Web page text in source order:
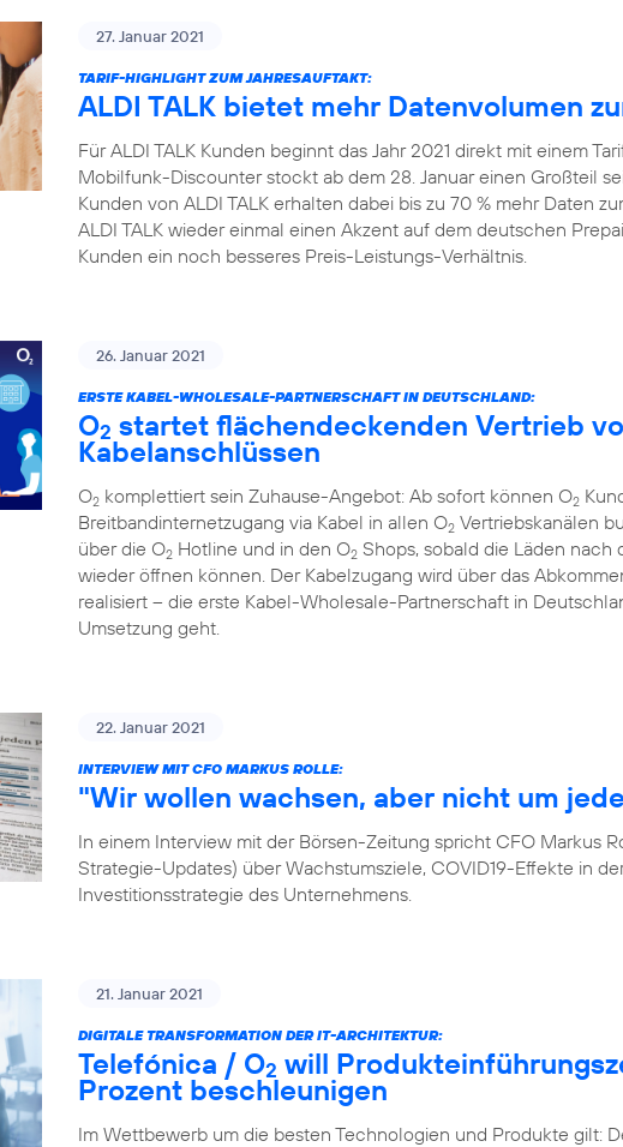
27. Januar 2021
TARIF-HIGHLIGHT ZUM JAHRESAUFTAKT:
ALDI TALK bietet mehr Datenvolumen
Für ALDI TALK Kunden beginnt das Jahr 2021 direkt mit einem
Mobilfunk-Discounter stockt ab dem 28. Januar einen Großteil
Kunden von ALDI TALK erhalten dabei bis zu 70 % mehr Daten
ALDI TALK wieder einmal einen Akzent auf dem deutschen
Kunden ein noch besseres Preis-Leistungs-Verhältnis.
26. Januar 2021
ERSTE KABEL-WHOLESALE-PARTNERSCHAFT IN DEUTSCHLAND:
O2 startet flächendeckenden Vertrieb
Kabelanschlüssen
O2 komplettiert sein Zuhause-Angebot: Ab sofort können O2
Breitbandinternetzugang via Kabel in allen O2 Vertriebskanälen
über die O2 Hotline und in den O2 Shops, sobald die Läden
wieder öffnen können. Der Kabelzugang wird über das
realisiert – die erste Kabel-Wholesale-Partnerschaft in
Umsetzung geht.
22. Januar 2021
INTERVIEW MIT CFO MARKUS ROLLE:
"Wir wollen wachsen, aber nicht um
In einem Interview mit der Börsen-Zeitung spricht CFO Markus
Strategie-Updates) über Wachstumsziele, COVID19-Effekte in
Investitionsstrategie des Unternehmens.
21. Januar 2021
DIGITALE TRANSFORMATION DER IT-ARCHITEKTUR:
Telefónica / O2 will
Prozent beschleunigen
Im Wettbewerb um die besten Technologien und Produkte gilt: